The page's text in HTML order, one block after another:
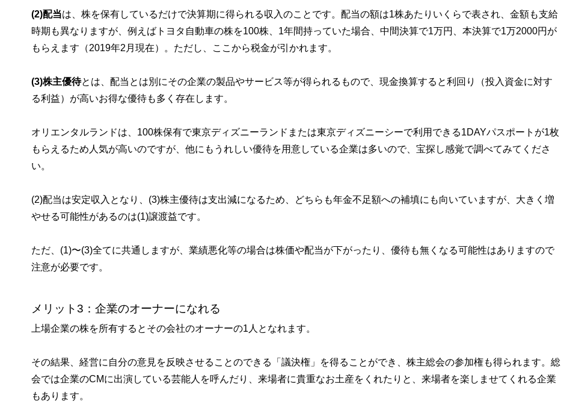
(2)配当は、株を保有しているだけで決算期に得られる収入のことです。配当の額は1株あたりいくらで表され、金額も支給
時期も異なりますが、例えばトヨタ自動車の株を100株、1年間持っていた場合、中間決算で1万円、本決算で1万2000円が
もらえます（2019年2月現在）。ただし、ここから税金が引かれます。
(3)株主優待とは、配当とは別にその企業の製品やサービス等が得られるもので、現金換算すると利回り（投入資金に対す
る利益）が高いお得な優待も多く存在します。
オリエンタルランドは、100株保有で東京ディズニーランドまたは東京ディズニーシーで利用できる1DAYパスポートが1枚
もらえるため人気が高いのですが、他にもうれしい優待を用意している企業は多いので、宝探し感覚で調べてみてくださ
い。
(2)配当は安定収入となり、(3)株主優待は支出減になるため、どちらも年金不足額への補填にも向いていますが、大きく増
やせる可能性があるのは(1)譲渡益です。
ただ、(1)〜(3)全てに共通しますが、業績悪化等の場合は株価や配当が下がったり、優待も無くなる可能性はありますので
注意が必要です。
メリット3：企業のオーナーになれる
上場企業の株を所有するとその会社のオーナーの1人となれます。
その結果、経営に自分の意見を反映させることのできる「議決権」を得ることができ、株主総会の参加権も得られます。総
会では企業のCMに出演している芸能人を呼んだり、来場者に貴重なお土産をくれたりと、来場者を楽しませてくれる企業
もあります。